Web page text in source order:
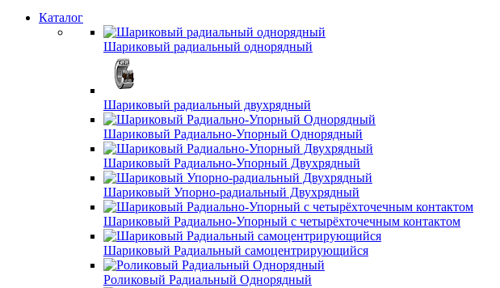
Каталог
Шариковый радиальный однорядный
Шариковый радиальный двухрядный
Шариковый Радиально-Упорный Однорядный
Шариковый Радиально-Упорный Двухрядный
Шариковый Упорно-радиальный Двухрядный
Шариковый Радиально-Упорный с четырёхточечным контактом
Шариковый Радиальный самоцентрирующийся
Роликовый Радиальный Однорядный